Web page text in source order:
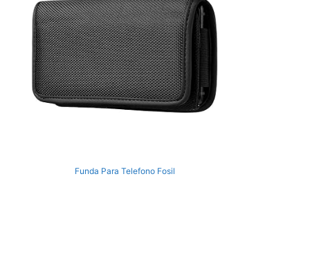
Funda Para Telefono Fosil